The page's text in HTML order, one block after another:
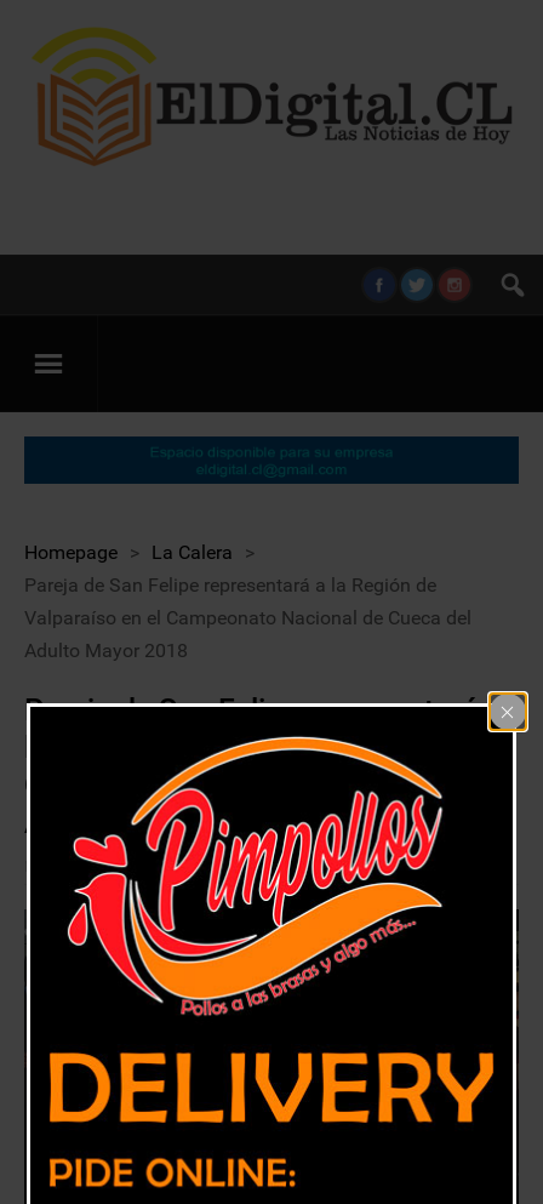
Homepage > La Calera
>
Pareja de San Felipe representará a la Región de
Valparaíso en el Campeonato Nacional de Cueca del
Adulto Mayor 2018
Pareja de San Felipe representará a
la Región de Valparaíso en el
Campeonato Nacional de Cueca del
Adulto Mayor 2018
16 septiembre, 2018 La Calera